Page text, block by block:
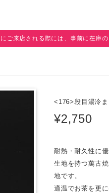
来店される際には、事前に在庫の
<176>段目湯冷
¥2,750
耐熱・耐久性に
生地を持つ萬古
地です。
適温でお茶を更